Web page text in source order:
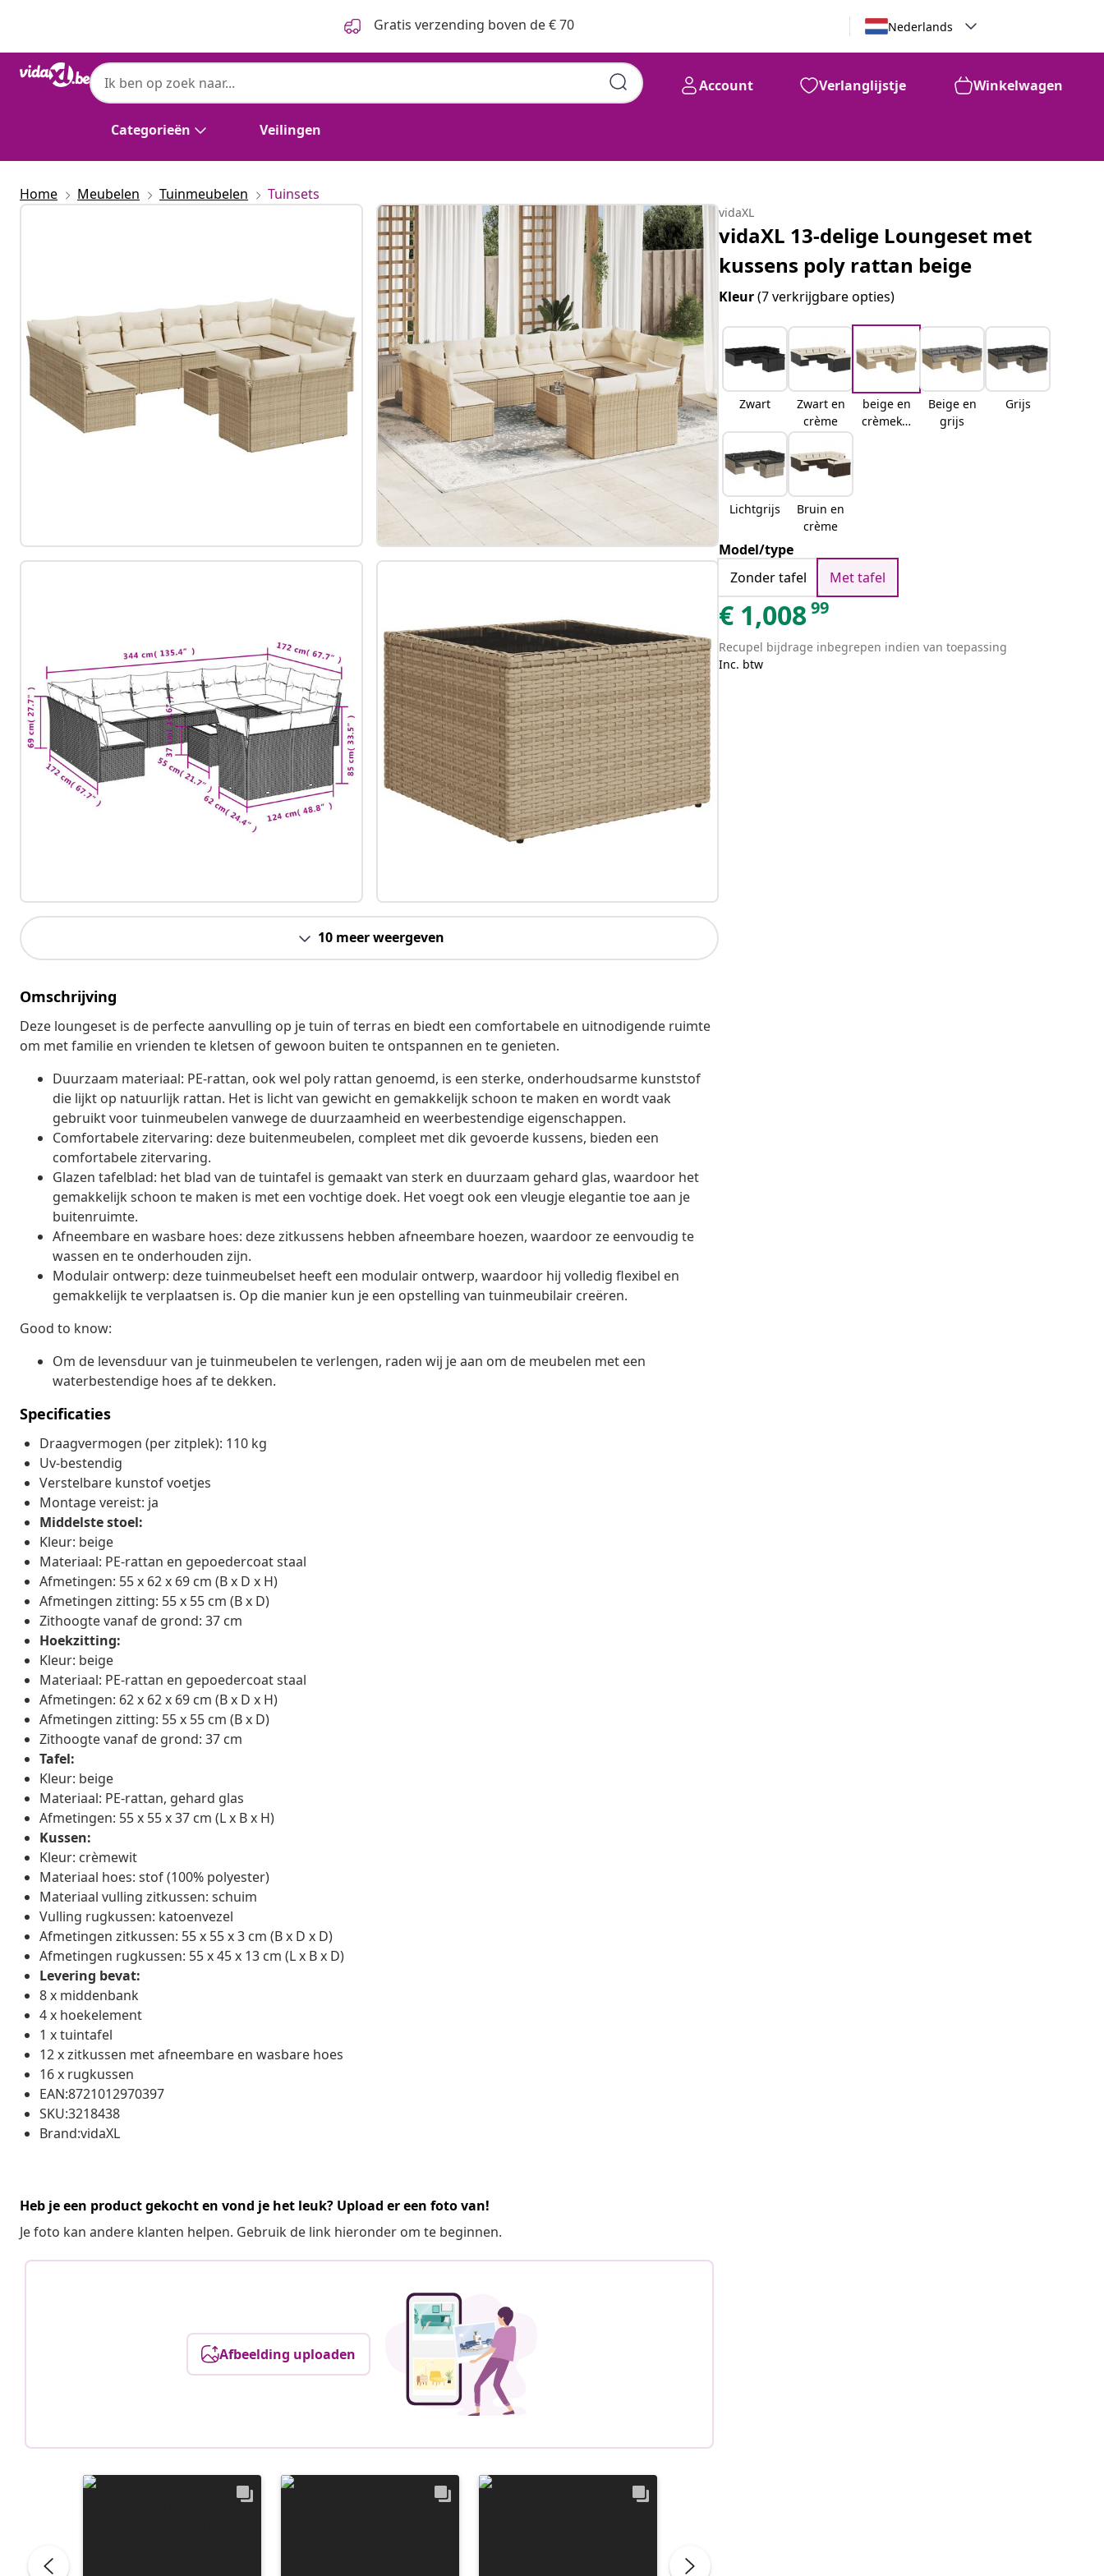
Gratis verzending boven de € 70 Nederlands
Categorieën Veilingen
Account Verlanglijstje Winkelwagen
Home Meubelen Tuinmeubelen Tuinsets
10 meer weergeven
Omschrijving
Deze loungeset is de perfecte aanvulling op je tuin of terras en biedt een comfortabele en uitnodigende ruimte
om met familie en vrienden te kletsen of gewoon buiten te ontspannen en te genieten.
Duurzaam materiaal: PE-rattan, ook wel poly rattan genoemd, is een sterke, onderhoudsarme kunststof
die lijkt op natuurlijk rattan. Het is licht van gewicht en gemakkelijk schoon te maken en wordt vaak
gebruikt voor tuinmeubelen vanwege de duurzaamheid en weerbestendige eigenschappen.
Comfortabele zitervaring: deze buitenmeubelen, compleet met dik gevoerde kussens, bieden een
comfortabele zitervaring.
Glazen tafelblad: het blad van de tuintafel is gemaakt van sterk en duurzaam gehard glas, waardoor het
gemakkelijk schoon te maken is met een vochtige doek. Het voegt ook een vleugje elegantie toe aan je
buitenruimte.
Afneembare en wasbare hoes: deze zitkussens hebben afneembare hoezen, waardoor ze eenvoudig te
wassen en te onderhouden zijn.
Modulair ontwerp: deze tuinmeubelset heeft een modulair ontwerp, waardoor hij volledig flexibel en
gemakkelijk te verplaatsen is. Op die manier kun je een opstelling van tuinmeubilair creëren.
Good to know:
Om de levensduur van je tuinmeubelen te verlengen, raden wij je aan om de meubelen met een
waterbestendige hoes af te dekken.
Specificaties
Draagvermogen (per zitplek): 110 kg
Uv-bestendig
Verstelbare kunstof voetjes
Montage vereist: ja
Middelste stoel:
Kleur: beige
Materiaal: PE-rattan en gepoedercoat staal
Afmetingen: 55 x 62 x 69 cm (B x D x H)
Afmetingen zitting: 55 x 55 cm (B x D)
Zithoogte vanaf de grond: 37 cm
Hoekzitting:
Kleur: beige
Materiaal: PE-rattan en gepoedercoat staal
Afmetingen: 62 x 62 x 69 cm (B x D x H)
Afmetingen zitting: 55 x 55 cm (B x D)
Zithoogte vanaf de grond: 37 cm
Tafel:
Kleur: beige
Materiaal: PE-rattan, gehard glas
Afmetingen: 55 x 55 x 37 cm (L x B x H)
Kussen:
Kleur: crèmewit
Materiaal hoes: stof (100% polyester)
Materiaal vulling zitkussen: schuim
Vulling rugkussen: katoenvezel
Afmetingen zitkussen: 55 x 55 x 3 cm (B x D x D)
Afmetingen rugkussen: 55 x 45 x 13 cm (L x B x D)
Levering bevat:
8 x middenbank
4 x hoekelement
1 x tuintafel
12 x zitkussen met afneembare en wasbare hoes
16 x rugkussen
EAN:8721012970397
SKU:3218438
Brand:vidaXL
Heb je een product gekocht en vond je het leuk? Upload er een foto van!
Je foto kan andere klanten helpen. Gebruik de link hieronder om te beginnen.
Afbeelding uploaden
vidaXL
vidaXL 13-delige Loungeset met
kussens poly rattan beige
Kleur(7 verkrijgbare opties)
Zwart
Zwart en
crème
beige en
crèmekle
Beige en
grijs
Grijs
Lichtgrijs
Bruin en
crème
Model/type
Zonder tafel
Met tafel
€ 1,00899
Recupel bijdrage inbegrepen indien van toepassing
Inc. btw